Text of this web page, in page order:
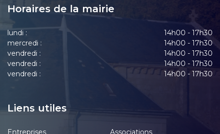
Horaires de la mairie
lundi :
14h00 - 17h30
mercredi :
14h00 - 17h30
vendredi :
14h00 - 17h30
vendredi :
14h00 - 17h30
vendredi :
14h00 - 17h30
Liens utiles
Entreprises Associations